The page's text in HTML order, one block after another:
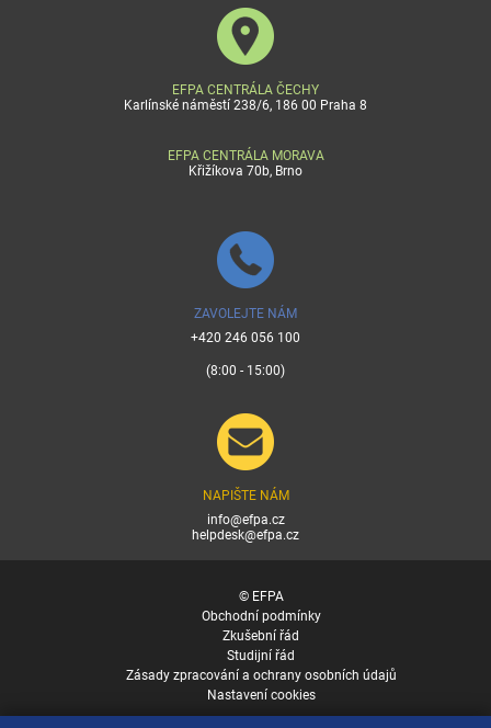
EFPA CENTRÁLA ČECHY
Karlínské náměstí 238/6, 186 00 Praha 8
EFPA CENTRÁLA MORAVA
Křižíkova 70b, Brno
ZAVOLEJTE NÁM
+420 246 056 100
(8:00 - 15:00)
NAPIŠTE NÁM
info@efpa.cz
helpdesk@efpa.cz
© EFPA
Obchodní podmínky
Zkušební řád
Studijní řád
Zásady zpracování a ochrany osobních údajů
Nastavení cookies